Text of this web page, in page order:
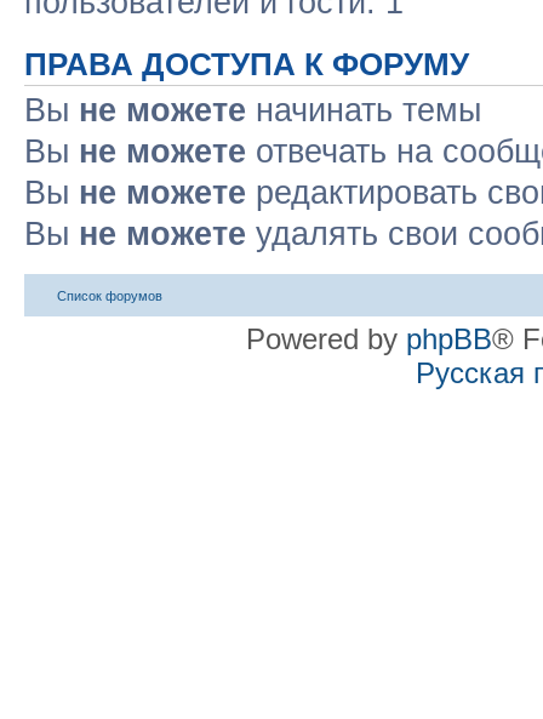
ПРАВА ДОСТУПА К ФОРУМУ
Вы не можете начинать темы
Вы не можете отвечать на
Вы не можете редактировать
Вы не можете удалять свои
Список форумов
Powered by phpBB®
Русская